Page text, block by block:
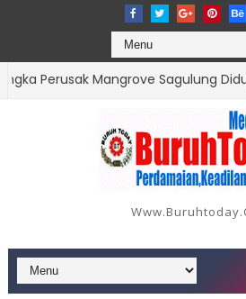
Mangrove Sagulung Diduga
Batam Dianggap Lalai